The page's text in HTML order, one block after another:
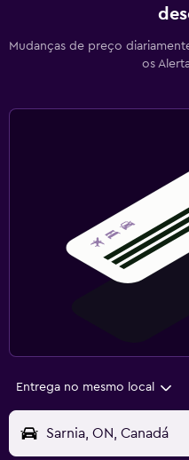
Mudanças de preço
os
Entrega no mesmo local
Sarnia, ON, Canadá